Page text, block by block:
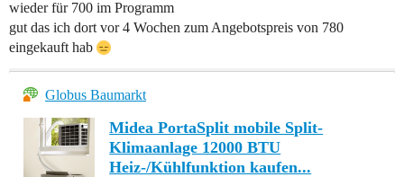
wieder für 700 im Programm
gut das ich dort vor 4 Wochen zum Angebotspreis von 780
eingekauft hab
Globus Baumarkt
Midea PortaSplit mobile Split-
Klimaanlage 12000 BTU
Heiz-/Kühlfunktion kaufen...